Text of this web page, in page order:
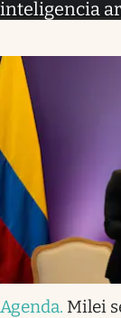
inteligencia
Agenda. Milei